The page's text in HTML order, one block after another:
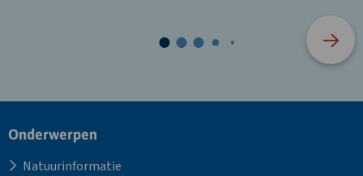
Site
Onderwerpen
Natuurinformatie